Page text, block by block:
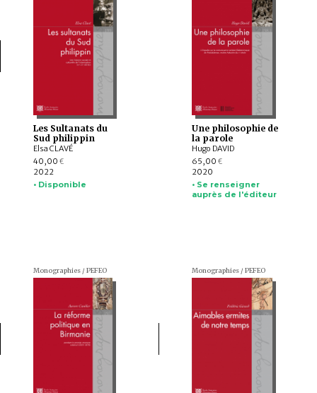
Les Sultanats du
Sud philippin
Elsa CLAVÉ
40,00 €
2022
• Disponible
Une philosophie de
la parole
Hugo DAVID
65,00 €
2020
• Se renseigner
auprès de l'éditeur
Monographies / PEFEO Monographies / PEFEO